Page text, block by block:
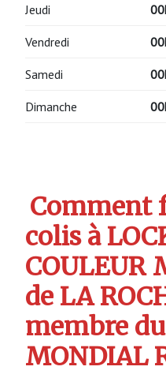
Jeudi
Vendredi
Samedi
Dimanche
Comment
colis à
COULEUR
de LA
membre
MONDIAL